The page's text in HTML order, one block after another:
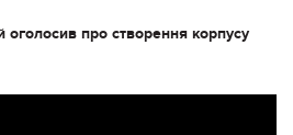
оголосив про створення корпусу